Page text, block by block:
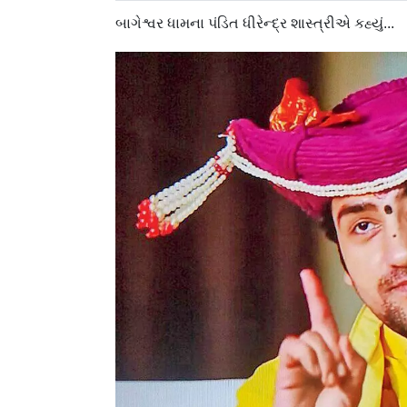
બાગેશ્વર ધામના પંડિત ધીરેન્દ્ર શાસ્ત્રીએ કહ્યું...